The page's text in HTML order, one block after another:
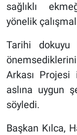
sağlıklı
yönelik
Tarihi dokuyu
Arkası Projesi
aslına uygun
söyledi.
Başkan Kılca,